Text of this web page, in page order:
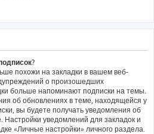
похожи на закладки в вашем веб-
о произошедших
больше напоминают подписки на темы.
об обновлениях в теме, находящейся у
вы будете получать уведомления об
уведомлений для закладок и
«Личные настройки» личного раздела.